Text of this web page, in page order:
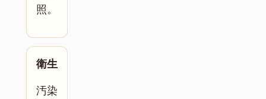
照。
衛生
汚染